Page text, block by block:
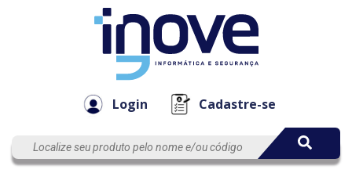
Login Cadastre-se
EmpresaAutomação